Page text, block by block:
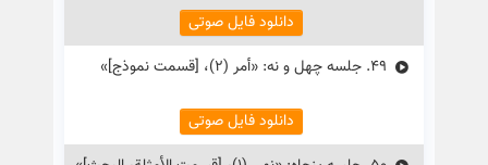
دانلود فایل صوتی
49. جلسه چهل و نه: «أمر (۲)، [قسمت نموذج]»
دانلود فایل صوتی